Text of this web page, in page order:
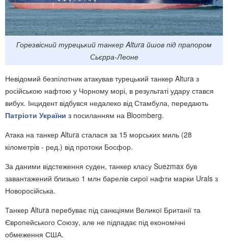
Горезвісний турецький танкер Altura йшов під прапором
Сьєрра-Леоне
Невідомий безпілотник атакував турецький танкер Altura з
російською нафтою у Чорному морі, в результаті удару стався
вибух. Інцидент відбувся недалеко від Стамбула, передають
Патріоти України з посиланням на Bloomberg.
Атака на танкер Altura сталася за 15 морських миль (28
кілометрів - ред.) від протоки Босфор.
За даними відстеження суден, танкер класу Suezmax був
завантажений близько 1 млн барелів сирої нафти марки Urals з
Новоросійська.
Танкер Altura перебуває під санкціями Великої Британії та
Європейського Союзу, але не підпадає під економічні
обмеження США.